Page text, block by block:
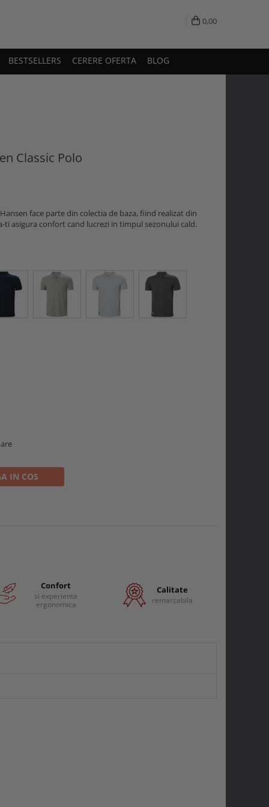
0,00
BESTSELLERS CERERE OFERTA BLOG
Classic Polo
face parte din colectia de baza, fiind realizat din
asigura confort cand lucrezi in timpul sezonului cald.
IN COS
Confort
si experienta
ergonomica
Calitate
remarcabila